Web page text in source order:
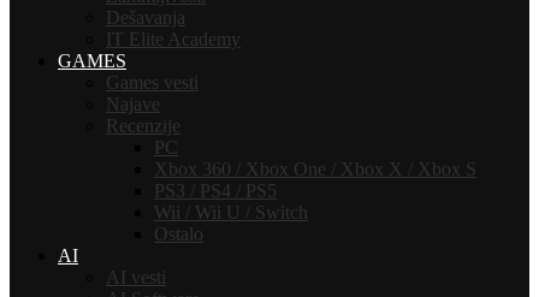
Dešavanja
IT Elite Academy
GAMES
Games vesti
Najave
Recenzije
PC
Xbox 360 / Xbox One / Xbox X / Xbox S
PS3 / PS4 / PS5
Wii / Wii U / Switch
Ostalo
AI
AI vesti